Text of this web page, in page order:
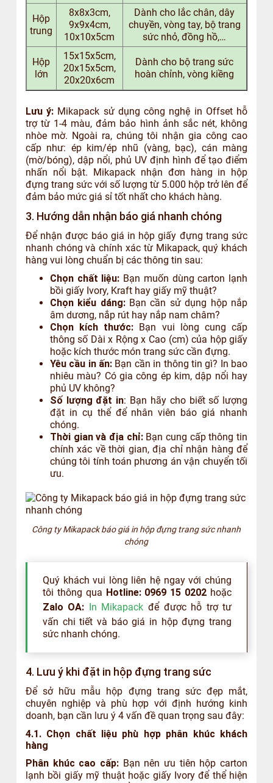
Hộp
trung
8x8x3cm,
9x9x4cm,
10x10x5cm
Dành cho lắc chân, dây
chuyền, vòng tay, bộ trang
sức nhỏ, đồng hồ,…
Hộp
lớn
15x15x5cm,
20x15x5cm,
20x20x6cm
Dành cho bộ trang sức
hoàn chỉnh, vòng kiềng
Lưu ý: Mikapack sử dụng công nghệ in Offset hỗ
trợ từ 1-4 màu, đảm bảo hình ảnh sắc nét, không
nhòe mờ. Ngoài ra, chúng tôi nhận gia công cao
cấp như: ép kim/ép nhũ (vàng, bạc), cán màng
(mờ/bóng), dập nổi, phủ UV định hình để tạo điểm
nhấn nổi bật. Mikapack nhận đơn hàng in hộp
đựng trang sức với số lượng từ 5.000 hộp trở lên để
đảm bảo mức giá sỉ tốt nhất cho khách hàng.
3. Hướng dẫn nhận báo giá nhanh chóng
Để nhận được báo giá in hộp giấy đựng trang sức
nhanh chóng và chính xác từ Mikapack, quý khách
hàng vui lòng chuẩn bị các thông tin sau:
Chọn chất liệu: Bạn muốn dùng carton lạnh
bồi giấy Ivory, Kraft hay giấy mỹ thuật?
Chọn kiểu dáng:Bạn cần sử dụng hộp nắp
âm dương, nắp rút hay nắp nam châm?
Chọn kích thước: Bạn vui lòng cung cấp
thông số Dài x Rộng x Cao (cm) của hộp giấy
hoặc kích thước món trang sức cần đựng.
Yêu cầu in ấn: Bạn cần in thông tin gì? In bao
nhiêu màu? Có gia công ép kim, dập nổi hay
phủ UV không?
Số lượng đặt in: Bạn hãy cho biết số lượng
đặt in cụ thể để nhân viên báo giá nhanh
chóng.
Thời gian và địa chỉ: Bạn cung cấp thông tin
chính xác về thời gian, địa chỉ nhận hàng để
chúng tôi tính toán phương án vận chuyển tối
ưu.
Công ty Mikapack báo giá in hộp đựng trang sức nhanh
chóng
Quý khách vui lòng liên hệ ngay với chúng
tôi thông qua Hotline: 0969 15 0202 hoặc
Zalo OA: In Mikapack để được hỗ trợ tư
vấn chi tiết và báo giá in hộp đựng trang
sức nhanh chóng.
4. Lưu ý khi đặt in hộp đựng trang sức
Để sở hữu mẫu hộp đựng trang sức đẹp mắt,
chuyên nghiệp và phù hợp với định hướng kinh
doanh, bạn cần lưu ý 4 vấn đề quan trọng sau đây:
4.1. Chọn chất liệu phù hợp phân khúc khách
hàng
Phân khúc cao cấp:Bạn nên ưu tiên hộp carton
lạnh bồi giấy mỹ thuật hoặc giấy Ivory để thể hiện